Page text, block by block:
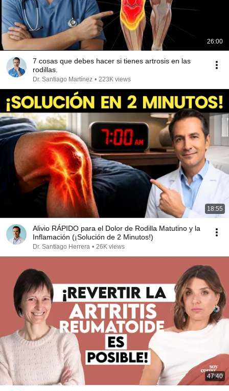
26:00
7 cosas que debes hacer si tienes artrosis en las
rodillas.
Dr. Santiago Martínez • 223K views
18:55
Alivio RÁPIDO para el Dolor de Rodilla Matutino y la
Inflamación (¡Solución de 2 Minutos!)
Dr. Santiago Herrera • 26K views
47:40